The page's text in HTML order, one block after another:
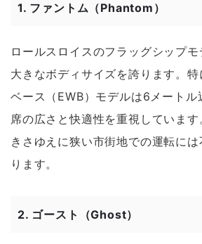
1. ファントム（Phantom）
ロールスロイスのフラッグシップ
大きなボディサイズを誇ります。
ベース（EWB）モデルは6メートル
席の広さと快適性を重視していま
きさゆえに狭い市街地での運転に
ります。
2. ゴースト（Ghost）